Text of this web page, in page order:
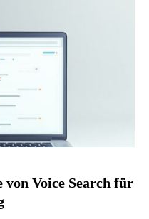
Voice Search für